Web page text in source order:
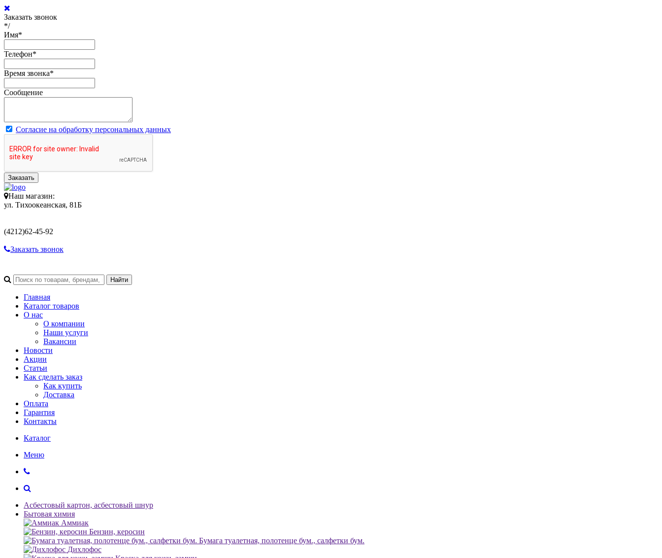
Заказать звонок
*/
Имя*
Телефон*
Время звонка*
Сообщение
Согласие на обработку персональных данных
Заказать
Наш магазин:
ул. Тихоокеанская, 81Б
(4212)62-45-92
Заказать звонок
Главная
Каталог товаров
О нас
О компании
Наши услуги
Вакансии
Новости
Акции
Статьи
Как сделать заказ
Как купить
Доставка
Оплата
Гарантия
Контакты
Каталог
Меню
Асбестовый картон, асбестовый шнур
Бытовая химия
Аммиак
Бензин, керосин
Бумага туалетная, полотенце бум., салфетки бум.
Дихлофос